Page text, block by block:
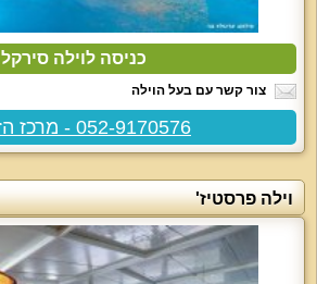
כניסה לוילה סירקל
צור קשר עם בעל הוילה
052-9170576 - מרכז הזמנות
וילה פרסטיז'